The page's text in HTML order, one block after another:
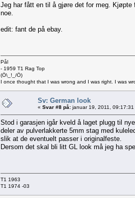
Jeg har fått en til å gjøre det for meg.
noe.
edit: fant de på ebay.
Pål
- 1959 T1 Rag Top
(Ö\_!_/Ö)
I once thought that I was wrong and I was right. I was
Sv: German look
« Svar #8 på: januar 19, 2011, 09:17:31
Stod i garasjen igår kveld å laget plugg til
deler av pulverlakkerte 5mm stag med
slik at de eventuelt passer i originalfeste.
Dersom det skal bli litt GL look må jeg ha
T1 1963
T1 1974 -03